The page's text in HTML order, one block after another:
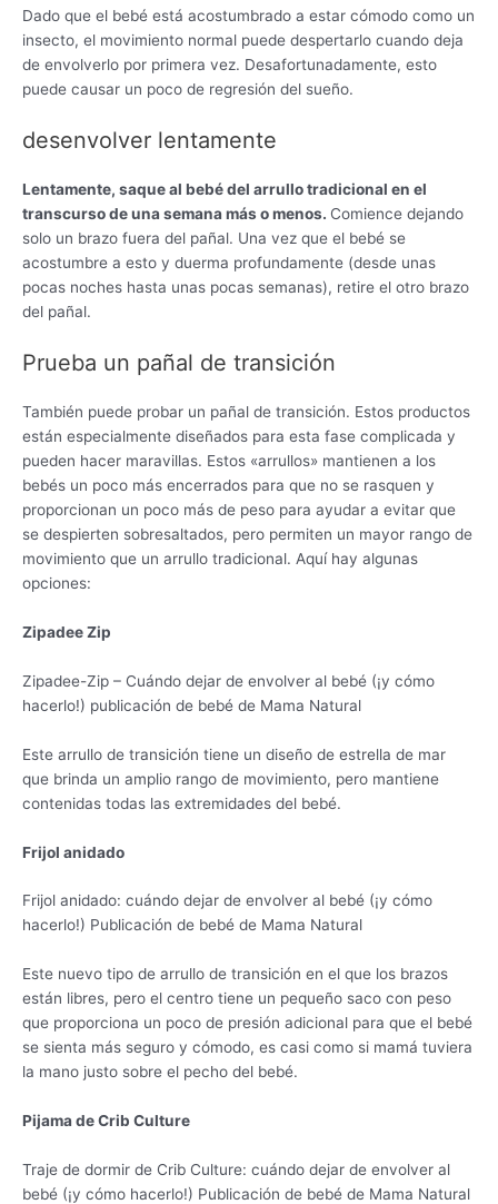
Dado que el bebé está acostumbrado a estar cómodo como un
insecto, el movimiento normal puede despertarlo cuando deja
de envolverlo por primera vez. Desafortunadamente, esto
puede causar un poco de regresión del sueño.
desenvolver lentamente
Lentamente, saque al bebé del arrullo tradicional en el
transcurso de una semana más o menos. Comience dejando
solo un brazo fuera del pañal. Una vez que el bebé se
acostumbre a esto y duerma profundamente (desde unas
pocas noches hasta unas pocas semanas), retire el otro brazo
del pañal.
Prueba un pañal de transición
También puede probar un pañal de transición. Estos productos
están especialmente diseñados para esta fase complicada y
pueden hacer maravillas. Estos «arrullos» mantienen a los
bebés un poco más encerrados para que no se rasquen y
proporcionan un poco más de peso para ayudar a evitar que
se despierten sobresaltados, pero permiten un mayor rango de
movimiento que un arrullo tradicional. Aquí hay algunas
opciones:
Zipadee Zip
Zipadee-Zip – Cuándo dejar de envolver al bebé (¡y cómo
hacerlo!) publicación de bebé de Mama Natural
Este arrullo de transición tiene un diseño de estrella de mar
que brinda un amplio rango de movimiento, pero mantiene
contenidas todas las extremidades del bebé.
Frijol anidado
Frijol anidado: cuándo dejar de envolver al bebé (¡y cómo
hacerlo!) Publicación de bebé de Mama Natural
Este nuevo tipo de arrullo de transición en el que los brazos
están libres, pero el centro tiene un pequeño saco con peso
que proporciona un poco de presión adicional para que el bebé
se sienta más seguro y cómodo, es casi como si mamá tuviera
la mano justo sobre el pecho del bebé.
Pijama de Crib Culture
Traje de dormir de Crib Culture: cuándo dejar de envolver al
bebé (¡y cómo hacerlo!) Publicación de bebé de Mama Natural